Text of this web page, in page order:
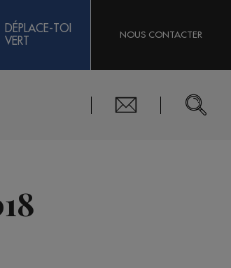
DÉPLACE-TOI
VERT
NOUS CONTACTER